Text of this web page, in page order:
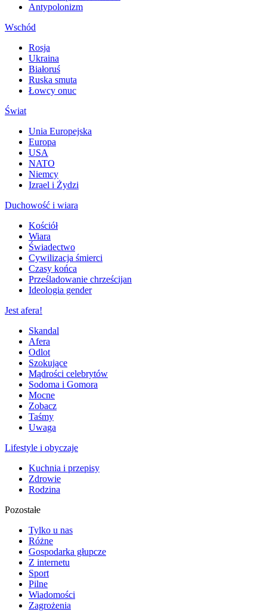
Antypolonizm
Wschód
Rosja
Ukraina
Białoruś
Ruska smuta
Łowcy onuc
Świat
Unia Europejska
Europa
USA
NATO
Niemcy
Izrael i Żydzi
Duchowość i wiara
Kościół
Wiara
Świadectwo
Cywilizacja śmierci
Czasy końca
Prześladowanie chrześcijan
Ideologia gender
Jest afera!
Skandal
Afera
Odlot
Szokujące
Mądrości celebrytów
Sodoma i Gomora
Mocne
Zobacz
Taśmy
Uwaga
Lifestyle i obyczaje
Kuchnia i przepisy
Zdrowie
Rodzina
Pozostałe
Tylko u nas
Różne
Gospodarka głupcze
Z internetu
Sport
Pilne
Wiadomości
Zagrożenia